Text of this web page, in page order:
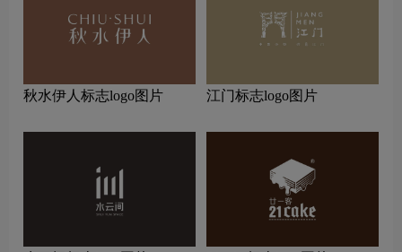
秋水伊人标志logo图片 江门标志logo图片